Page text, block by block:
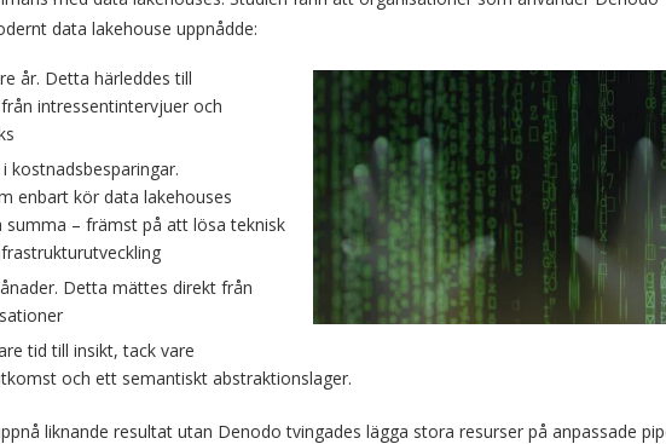
data lakehouse uppnådde:
år. Detta härleddes till
intressentintervjuer och
kostnadsbesparingar.
enbart kör data lakehouses
summa – främst på att lösa teknisk
Detta mättes direkt från
tid till insikt, tack vare
och ett semantiskt abstraktionslager.
liknande resultat utan Denodo tvingades lägga stora resurser på anpassade